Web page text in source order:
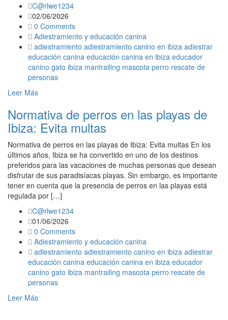
C@rlwe1234
02/06/2026
0 Comments
Adiestramiento y educación canina
adiestramiento adiestramiento canino en ibiza adiestrar
educación canina educación canina en ibiza educador
canino gato ibiza mantrailing mascota perro rescate de
personas
Leer Más
Normativa de perros en las playas de
Ibiza: Evita multas
Normativa de perros en las playas de Ibiza: Evita multas En los
últimos años, Ibiza se ha convertido en uno de los destinos
preferidos para las vacaciones de muchas personas que desean
disfrutar de sus paradisíacas playas. Sin embargo, es importante
tener en cuenta que la presencia de perros en las playas está
regulada por […]
C@rlwe1234
01/06/2026
0 Comments
Adiestramiento y educación canina
adiestramiento adiestramiento canino en ibiza adiestrar
educación canina educación canina en ibiza educador
canino gato ibiza mantrailing mascota perro rescate de
personas
Leer Más